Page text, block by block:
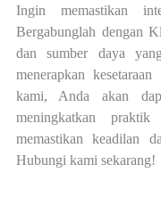
Ingin memastikan
Bergabunglah dengan
dan sumber daya
menerapkan
kami, Anda akan
meningkatkan
memastikan keadilan
Hubungi kami sekarang!